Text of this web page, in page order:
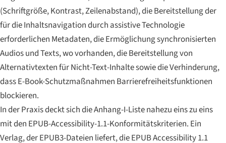
(Schriftgröße, Kontrast, Zeilenabstand), die Bereitstellung der
für die Inhaltsnavigation durch assistive Technologie
erforderlichen Metadaten, die Ermöglichung synchronisierten
Audios und Texts, wo vorhanden, die Bereitstellung von
Alternativtexten für Nicht-Text-Inhalte sowie die Verhinderung,
dass E-Book-Schutzmaßnahmen Barrierefreiheitsfunktionen
blockieren.
In der Praxis deckt sich die Anhang-I-Liste nahezu eins zu eins
mit den EPUB-Accessibility-1.1-Konformitätskriterien. Ein
Verlag, der EPUB3-Dateien liefert, die EPUB Accessibility 1.1